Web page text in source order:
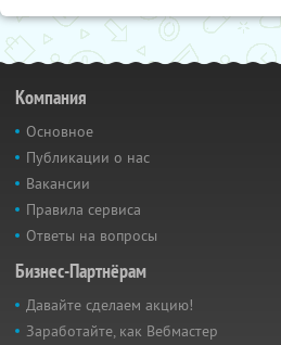
Компания
Основное
Публикации о нас
Вакансии
Правила сервиса
Ответы на вопросы
Бизнес-Партнёрам
Давайте сделаем акцию!
Заработайте, как Вебмастер